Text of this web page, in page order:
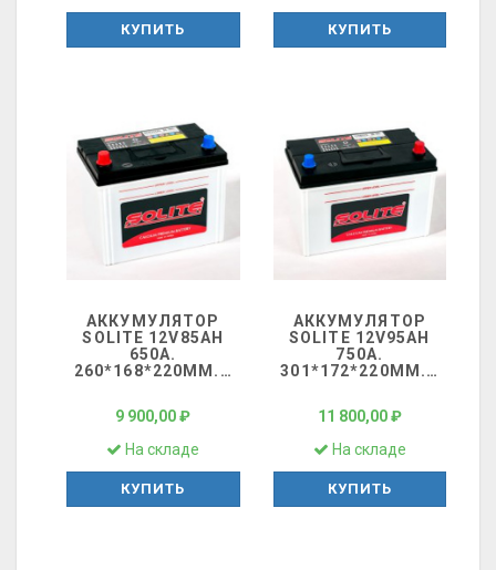
КУПИТЬ КУПИТЬ
АККУМУЛЯТОР
SOLITE 12V85AH
650A.
260*168*220ММ. …
9 900,00 ₽
На складе
КУПИТЬ
АККУМУЛЯТОР
SOLITE 12V95AH
750A.
301*172*220ММ.…
11 800,00 ₽
На складе
КУПИТЬ